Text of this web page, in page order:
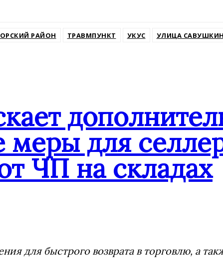
РАЙОН ТРАВМПУНКТ УКУС УЛИЦА
меры для
ЧП на складах
для быстрого возврата в торговлю, а